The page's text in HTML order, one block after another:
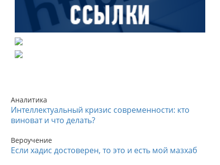
Аналитика
Интеллектуальный кризис современности: кто
виноват и что делать?
Вероучение
Если хадис достоверен, то это и есть мой мазхаб